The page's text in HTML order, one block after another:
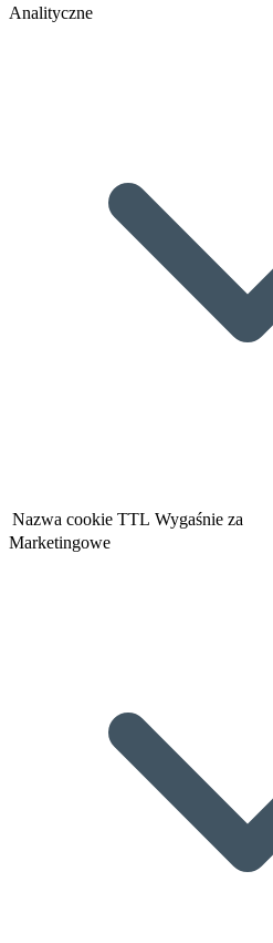
Analityczne
Nazwa cookie TTL Wygaśnie za
Marketingowe